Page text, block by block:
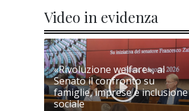
Video in evidenza
«Rivoluzione welfare», al
Senato il confronto su
famiglie, imprese e inclusione
sociale